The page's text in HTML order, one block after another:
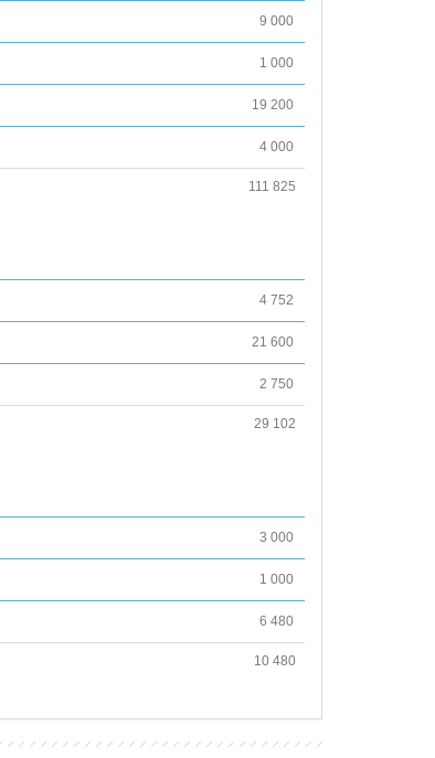
9 000
1 000
19 200
4 000
111 825
4 752
21 600
2 750
29 102
3 000
1 000
6 480
10 480